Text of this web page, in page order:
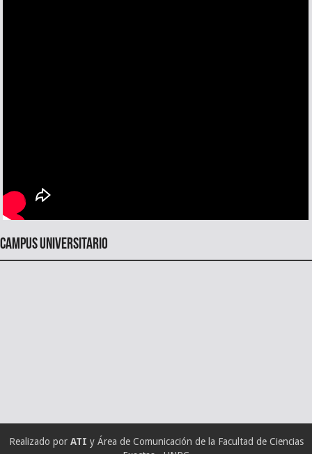
Campus universitario
Realizado por ATI y Área de Comunicación de la Facultad de Ciencias